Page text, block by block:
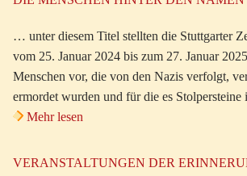
… unter diesem Titel stellten die Stuttgarter
vom 25. Januar 2024 bis zum 27. Januar
Menschen vor, die von den Nazis verfolgt,
ermordet wurden und für die es Stolpersteine
Mehr lesen
VERANSTALTUNGEN DER